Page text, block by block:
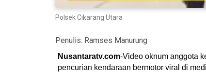
Polsek Cikarang Utara
Penulis: Ramses Manurung
Nusantaratv.com-Video oknum anggota
pencurian kendaraan bermotor viral di